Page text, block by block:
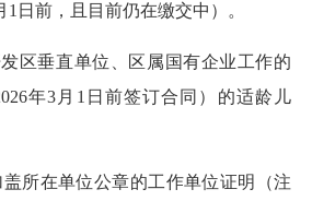
1日前，且目前仍在缴交中）。
垂直单位、区属国有企业工作的
年3月1日前签订合同）的适龄儿
在单位公章的工作单位证明（注